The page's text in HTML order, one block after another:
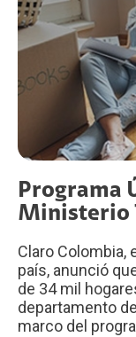
Programa
Ministerio
Claro Colombia,
país, anunció
de 34 mil
departamento
marco del